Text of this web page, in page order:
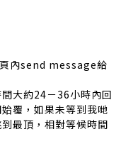
內send message給
間大約24－36小時內回
覆，如果未等到我哋
最頂，相對等候時間